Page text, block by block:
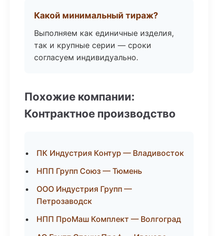
Какой минимальный тираж?
Выполняем как единичные изделия,
так и крупные серии — сроки
согласуем индивидуально.
Похожие компании:
Контрактное производство
ПК Индустрия Контур — Владивосток
НПП Групп Союз — Тюмень
ООО Индустрия Групп —
Петрозаводск
НПП ПроМаш Комплект — Волгоград